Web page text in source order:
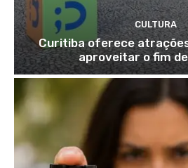
CULTURA
Curitiba oferece
aproveitar o fim